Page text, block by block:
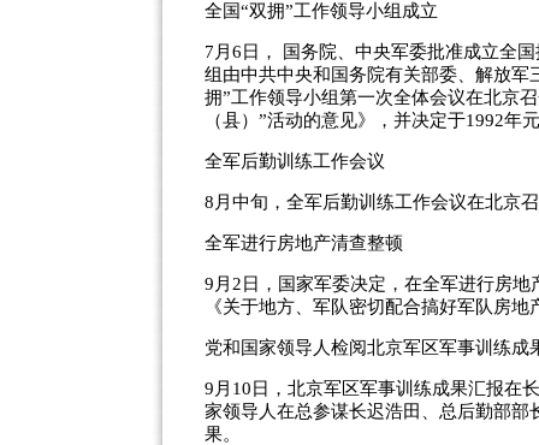
全国“双拥”工作领导小组成立
7月6日， 国务院、中央军委批准成立全
组由中共中央和国务院有关部委、解放
拥”工作领导小组第一次全体会议在北京
（县）”活动的意见》，并决定于1992年
全军后勤训练工作会议
8月中旬，全军后勤训练工作会议在北京
全军进行房地产清查整顿
9月2日，国家军委决定，在全军进行房
《关于地方、军队密切配合搞好军队房
党和国家领导人检阅北京军区军事训练成
9月10日，北京军区军事训练成果汇报在
家领导人在总参谋长迟浩田、总后勤部
果。